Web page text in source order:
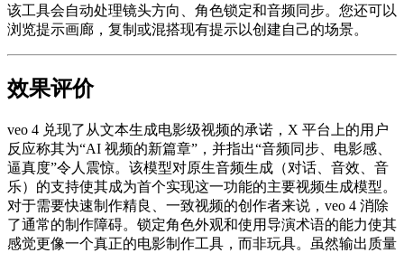
该工具会自动处理镜头方向、角色锁定和音频同步。您还可以
浏览提示画廊，复制或混搭现有提示以创建自己的场景。
效果评价
veo 4 兑现了从文本生成电影级视频的承诺，X 平台上的用户
反应称其为“AI 视频的新篇章”，并指出“音频同步、电影感、
逼真度”令人震惊。该模型对原生音频生成（对话、音效、音
乐）的支持使其成为首个实现这一功能的主要视频生成模型。
对于需要快速制作精良、一致视频的创作者来说，veo 4 消除
了通常的制作障碍。锁定角色外观和使用导演术语的能力使其
感觉更像一个真正的电影制作工具，而非玩具。虽然输出质量